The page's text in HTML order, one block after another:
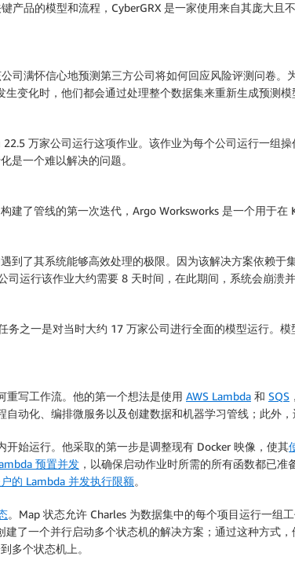
产品的模型和流程，CyberGRX 是一家使用来自其庞大
司满怀信心地预测第三方公司将如何回应风险评测问卷
变化时，他们都会通过处理整个数据集来重新生成预测
万家公司运行这项作业。该作业为每个公司运行一组
是一个难以解决的问题。
构建了管线的第一次迭代，Argo Worksworks 是一个用于
到了其系统能够高效处理的极限。因为该解决方案依赖
运行该作业大约需要 8 天时间，在此期间，系统会崩溃
之一是对当时大约 17 万家公司进行全面的模型运行。
重写工作流。他的第一个想法是使用 AWS Lambda 和 SQS
动化、编排微服务以及创建数据和机器学习管线；此外，
始运行。他采取的第一步是调整现有 Docker 映像，使其
预置并发 ，以确保启动作业时所需的所有函数都已准
的 Lambda 并发执行限额。
。Map 状态允许 Charles 为数据集中的每个项目运行一组
了一个并行启动多个状态机的解决方案；通过这种方式
多个状态机上。